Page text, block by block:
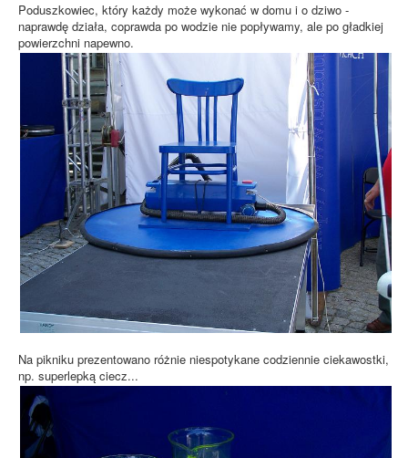
Poduszkowiec, który każdy może wykonać w domu i o dziwo -
naprawdę działa, coprawda po wodzie nie popływamy, ale po gładkiej
powierzchni napewno.
Na pikniku prezentowano różnie niespotykane codziennie ciekawostki,
np. superlepką ciecz...